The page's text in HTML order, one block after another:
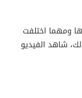
ومهما اختلفت
شاهد الفيديو